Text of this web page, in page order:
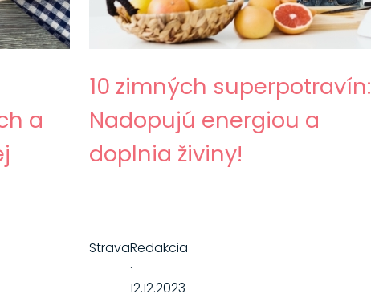
a
10 zimných superpotravín:
Nadopujú energiou a
doplnia živiny!
StravaRedakcia
·
12.12.2023